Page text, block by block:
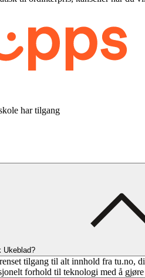
har tilgang
Ukeblad?
tilgang til alt innhold fra
forhold til teknologi med å